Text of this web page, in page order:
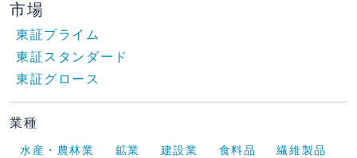
市場
東証プライム
東証スタンダード
東証グロース
業種
水産・農林業 鉱業 建設業 食料品
繊維製品